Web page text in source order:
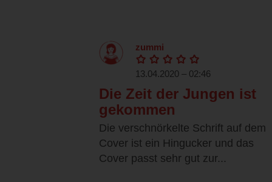
zummi
13.04.2020 – 02:46
Die Zeit der Jungen ist
gekommen
Die verschnörkelte Schrift auf dem
Cover ist ein Hingucker und das
Cover passt sehr gut zur...